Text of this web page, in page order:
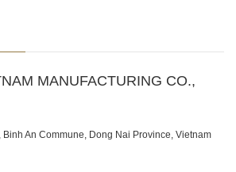
MANUFACTURING CO.,
Binh An Commune, Dong Nai Province, Vietnam